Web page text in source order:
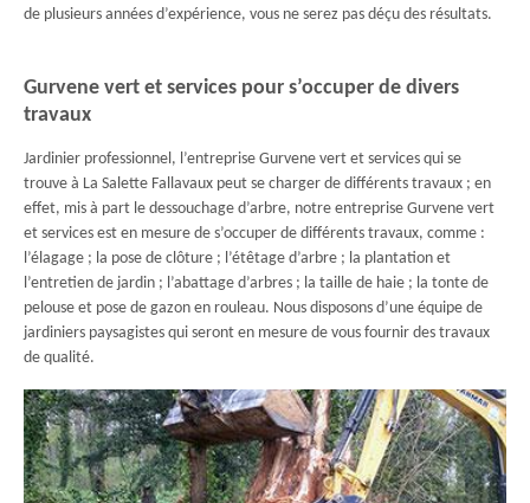
de plusieurs années d’expérience, vous ne serez pas déçu des résultats.
Gurvene vert et services pour s’occuper de divers
travaux
Jardinier professionnel, l’entreprise Gurvene vert et services qui se
trouve à La Salette Fallavaux peut se charger de différents travaux ; en
effet, mis à part le dessouchage d’arbre, notre entreprise Gurvene vert
et services est en mesure de s’occuper de différents travaux, comme :
l’élagage ; la pose de clôture ; l’étêtage d’arbre ; la plantation et
l’entretien de jardin ; l’abattage d’arbres ; la taille de haie ; la tonte de
pelouse et pose de gazon en rouleau. Nous disposons d’une équipe de
jardiniers paysagistes qui seront en mesure de vous fournir des travaux
de qualité.